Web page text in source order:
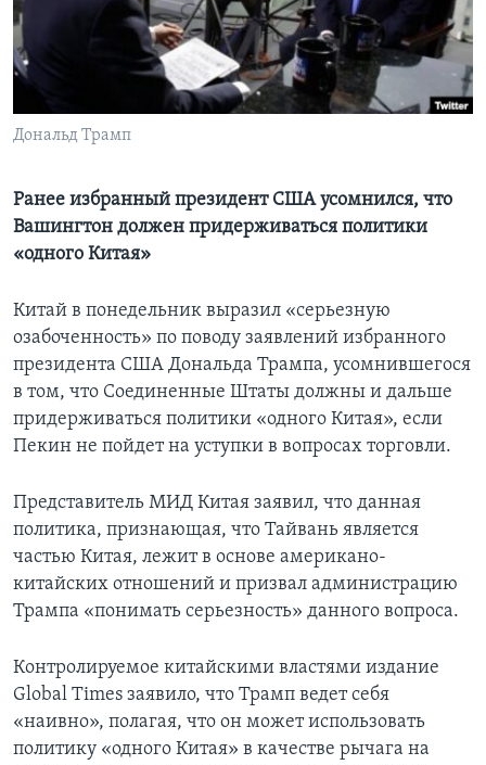
Learning English
Языки
Дональд Трамп
Ранее избранный президент США усомнился, что
Вашингтон должен придерживаться политики
«одного Китая»
Китай в понедельник выразил «серьезную
озабоченность» по поводу заявлений избранного
президента США Дональда Трампа, усомнившегося
в том, что Соединенные Штаты должны и дальше
придерживаться политики «одного Китая», если
Пекин не пойдет на уступки в вопросах торговли.
Представитель МИД Китая заявил, что данная
политика, признающая, что Тайвань является
частью Китая, лежит в основе американо-
китайских отношений и призвал администрацию
Трампа «понимать серьезность» данного вопроса.
Контролируемое китайскими властями издание
Global Times заявило, что Трамп ведет себя
«наивно», полагая, что он может использовать
политику «одного Китая» в качестве рычага на